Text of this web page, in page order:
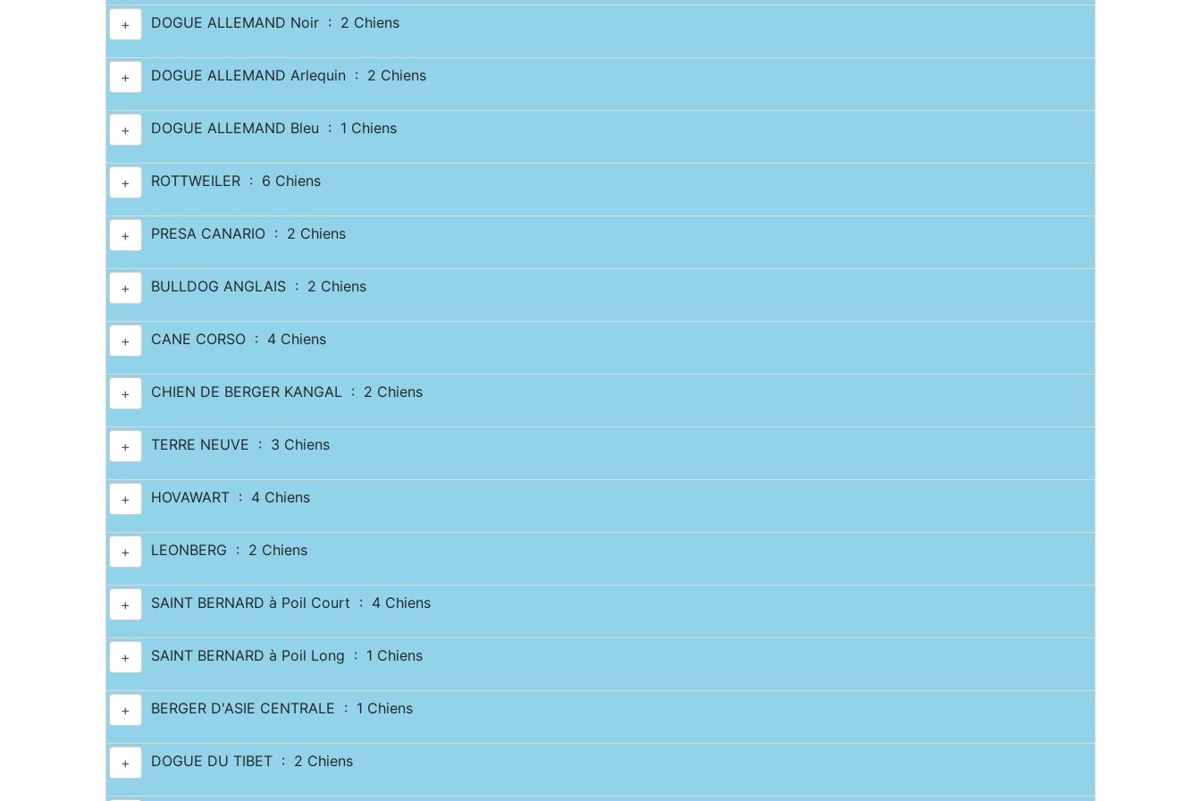
+ DOGUE ALLEMAND Noir : 2 Chiens
+ DOGUE ALLEMAND Arlequin : 2 Chiens
+ DOGUE ALLEMAND Bleu : 1 Chiens
+ ROTTWEILER : 6 Chiens
+ PRESA CANARIO : 2 Chiens
+ BULLDOG ANGLAIS : 2 Chiens
+ CANE CORSO : 4 Chiens
+ CHIEN DE BERGER KANGAL : 2 Chiens
+ TERRE NEUVE : 3 Chiens
+ HOVAWART : 4 Chiens
+ LEONBERG : 2 Chiens
+ SAINT BERNARD à Poil Court : 4 Chiens
+ SAINT BERNARD à Poil Long : 1 Chiens
+ BERGER D'ASIE CENTRALE : 1 Chiens
+ DOGUE DU TIBET : 2 Chiens